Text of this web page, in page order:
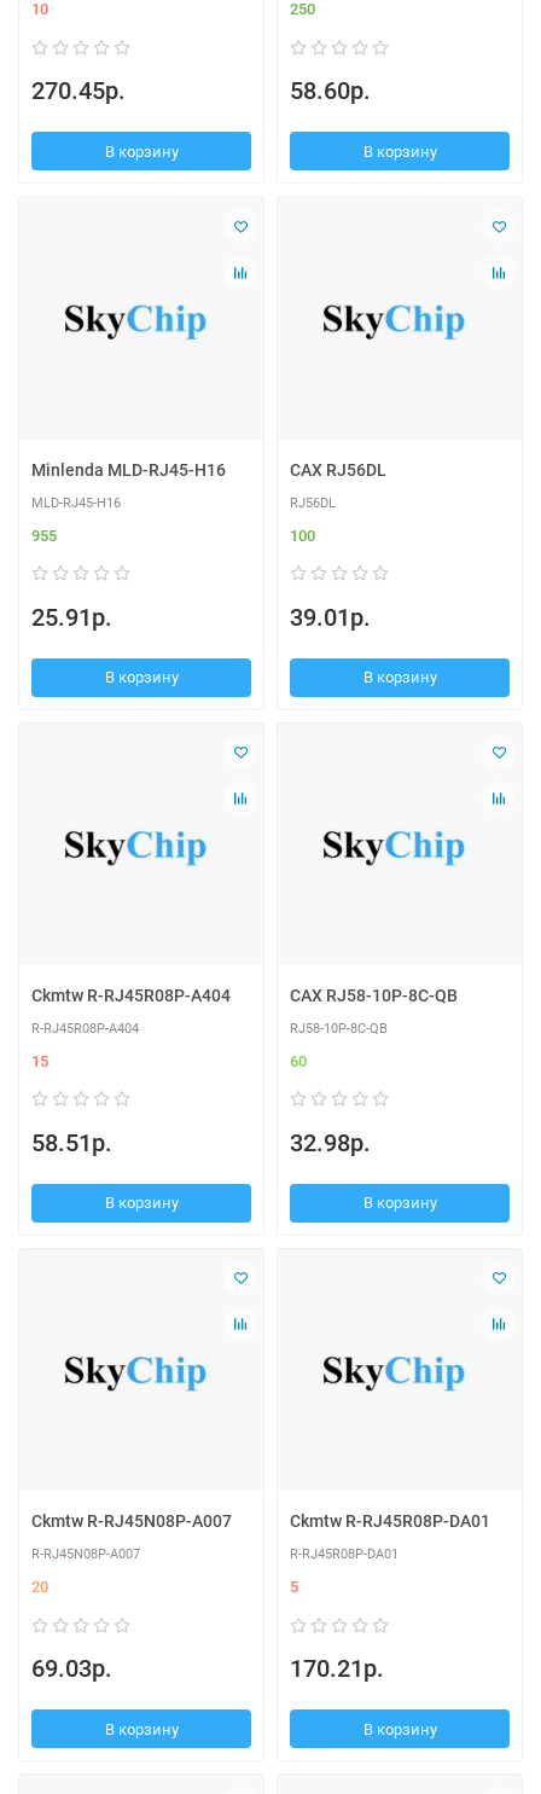
10
270.45р.
В корзину
250
58.60р.
В корзину
Minlenda MLD-RJ45-H16
MLD-RJ45-H16
955
25.91р.
В корзину
CAX RJ56DL
RJ56DL
100
39.01р.
В корзину
Ckmtw R-RJ45R08P-A404
R-RJ45R08P-A404
15
58.51р.
В корзину
CAX RJ58-10P-8C-QB
RJ58-10P-8C-QB
60
32.98р.
В корзину
Ckmtw R-RJ45N08P-A007
R-RJ45N08P-A007
20
69.03р.
В корзину
Ckmtw R-RJ45R08P-DA01
R-RJ45R08P-DA01
5
170.21р.
В корзину